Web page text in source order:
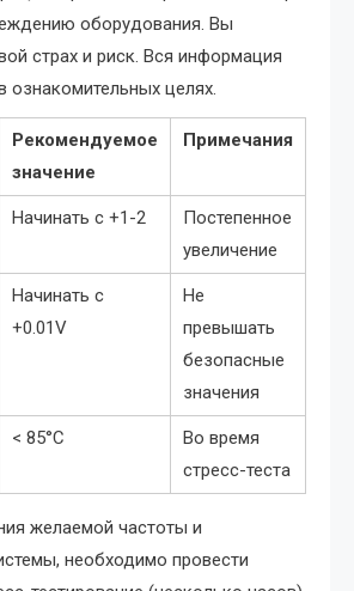
оборудования. Вы
страх и риск. Вся информация
ознакомительных целях.
Рекомендуемое
значение
Примечания
Начинать с +1-2
Постепенное
увеличение
Начинать с
+0.01V
Не
превышать
безопасные
значения
< 85°C
Во время
стресс-теста
желаемой частоты и
необходимо провести